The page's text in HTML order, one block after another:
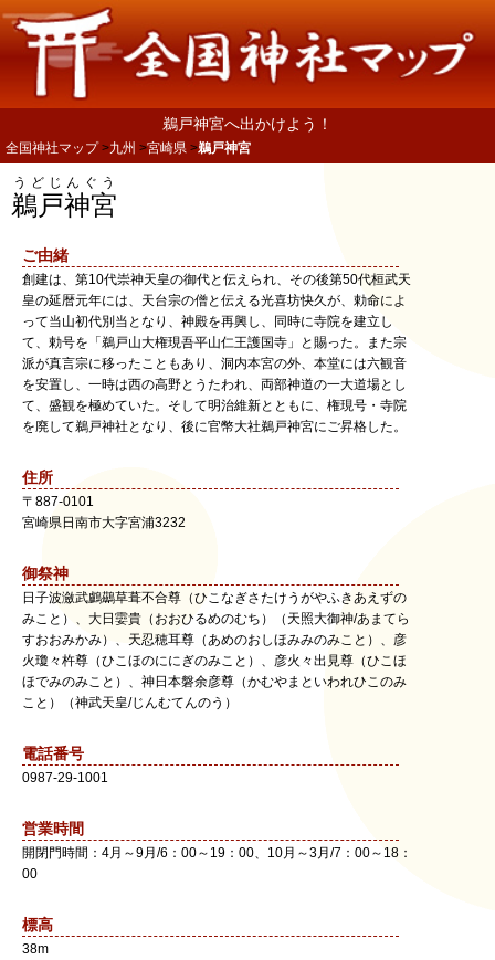
鵜戸神宮へ出かけよう！
全国神社マップ 九州 宮崎県 鵜戸神宮
鵜戸神宮
うどじんぐう
ご由緒
創建は、第10代崇神天皇の御代と伝えられ、その後第50代桓武天
皇の延暦元年には、天台宗の僧と伝える光喜坊快久が、勅命によ
って当山初代別当となり、神殿を再興し、同時に寺院を建立し
て、勅号を「鵜戸山大権現吾平山仁王護国寺」と賜った。また宗
派が真言宗に移ったこともあり、洞内本宮の外、本堂には六観音
を安置し、一時は西の高野とうたわれ、両部神道の一大道場とし
て、盛観を極めていた。そして明治維新とともに、権現号・寺院
を廃して鵜戸神社となり、後に官幣大社鵜戸神宮にご昇格した。
住所
〒 887-0101
宮崎県日南市大字宮浦3232
御祭神
日子波瀲武鸕鷀草葺不合尊（ひこなぎさたけうがやふきあえずの
みこと）、大日孁貴（おおひるめのむち）（天照大御神/あまてら
すおおみかみ）、天忍穂耳尊（あめのおしほみみのみこと）、彦
火瓊々杵尊（ひこほのににぎのみこと）、彦火々出見尊（ひこほ
ほでみのみこと）、神日本磐余彦尊（かむやまといわれひこのみ
こと）（神武天皇/じんむてんのう）
電話番号
0987-29-1001
営業時間
開閉門時間：4月～9月/6：00～19：00、10月～3月/7：00～18：
00
標高
38m